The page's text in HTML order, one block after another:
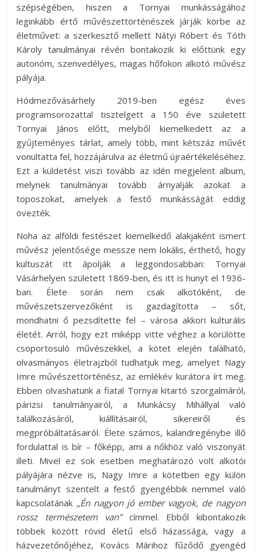
szépségében, hiszen a Tornyai munkásságához
leginkább értő művészettörténészek járják körbe az
életművet: a szerkesztő mellett Nátyi Róbert és Tóth
Károly tanulmányai révén bontakozik ki előttünk egy
autonóm, szenvedélyes, magas hőfokon alkotó művész
pályája.
Hódmezővásárhely 2019-ben egész éves
programsorozattal tisztelgett a 150 éve született
Tornyai János előtt, melyből kiemelkedett az a
gyűjteményes tárlat, amely több, mint kétszáz művét
vonultatta fel, hozzájárulva az életmű újraértékeléséhez.
Ezt a küldetést viszi tovább az idén megjelent album,
melynek tanulmányai tovább árnyalják azokat a
toposzokat, amelyek a festő munkásságát eddig
övezték.
Noha az alföldi festészet kiemelkedő alakjaként ismert
művész jelentősége messze nem lokális, érthető, hogy
kultuszát itt ápolják a leggondosabban: Tornyai
Vásárhelyen született 1869-ben, és itt is hunyt el 1936-
ban. Élete során nem csak alkotóként, de
művészetszervezőként is gazdagította – sőt,
mondhatni ő pezsdítette fel – városa akkori kulturális
életét. Arról, hogy ezt miképp vitte véghez a körülötte
csoportosuló művészekkel, a kötet elején található,
olvasmányos életrajzból tudhatjuk meg, amelyet Nagy
Imre művészettörténész, az emlékév kurátora írt meg.
Ebben olvashatunk a fiatal Tornyai kitartó szorgalmáról,
párizsi tanulmányairól, a Munkácsy Mihállyal való
találkozásáról, kiállításairól, sikereiről és
megpróbáltatásairól. Élete számos, kalandregénybe illő
fordulattal is bír – főképp, ami a nőkhöz való viszonyát
illeti. Mivel ez sok esetben meghatározó volt alkotói
pályájára nézve is, Nagy Imre a kötetben egy külön
tanulmányt szentelt a festő gyengébbik nemmel való
kapcsolatának „Én nagyon jó ember vagyok, de nagyon
rossz természetem van”címmel. Ebből kibontakozik
többek között rövid életű első házassága, vagy a
házvezetőnőjéhez, Kovács Márihoz fűződő gyengéd